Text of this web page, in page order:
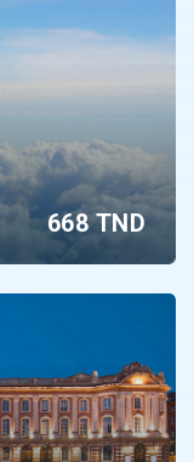
668 TND